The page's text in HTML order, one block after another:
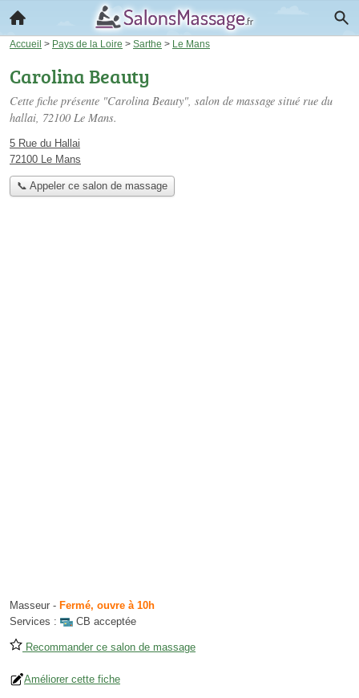
Accueil > Pays de la Loire > Sarthe > Le Mans
Carolina Beauty
Cette fiche présente "Carolina Beauty", salon de massage situé rue du
hallai, 72100 Le Mans.
5 Rue du Hallai
72100 Le Mans
📞 Appeler ce salon de massage
Masseur - Fermé, ouvre à 10h
Services :
CB acceptée
Recommander ce salon de massage
Améliorer cette fiche